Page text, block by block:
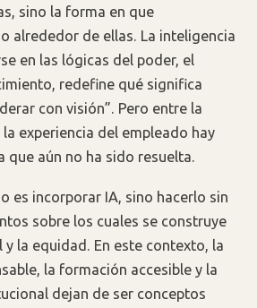
sino la forma en que
alrededor de ellas. La inteligencia
en las lógicas del poder, el
redefine qué significa
con visión”. Pero entre la
la experiencia del empleado hay
que aún no ha sido resuelta.
es incorporar IA, sino hacerlo sin
sobre los cuales se construye
y la equidad. En este contexto, la
la formación accesible y la
dejan de ser conceptos